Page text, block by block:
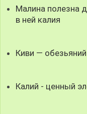
Малина полезна
в ней калия
Киви —
Калий - ценный